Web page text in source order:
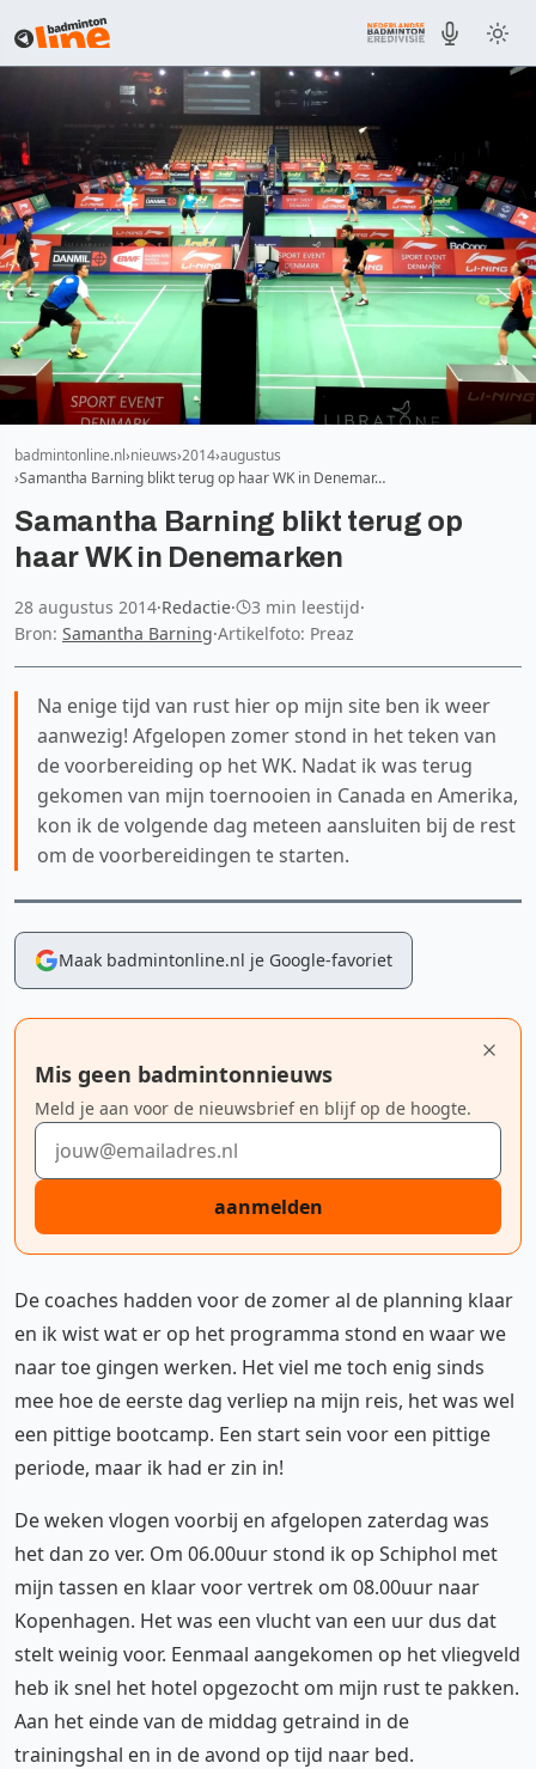
badmintonline.nl nieuws 2014 augustus
Samantha Barning blikt terug op haar WK in Denemar…
Samantha Barning blikt terug op
haar WK in Denemarken
28 augustus 2014·Redactie· 3 min leestijd·
Bron: Samantha Barning·Artikelfoto: Preaz
Na enige tijd van rust hier op mijn site ben ik weer
aanwezig! Afgelopen zomer stond in het teken van
de voorbereiding op het WK. Nadat ik was terug
gekomen van mijn toernooien in Canada en Amerika,
kon ik de volgende dag meteen aansluiten bij de rest
om de voorbereidingen te starten.
Maak badmintonline.nl je Google-favoriet
Mis geen badmintonnieuws
Meld je aan voor de nieuwsbrief en blijf op de hoogte.
E-mailadres
aanmelden
De coaches hadden voor de zomer al de planning klaar
en ik wist wat er op het programma stond en waar we
naar toe gingen werken. Het viel me toch enig sinds
mee hoe de eerste dag verliep na mijn reis, het was wel
een pittige bootcamp. Een start sein voor een pittige
periode, maar ik had er zin in!
De weken vlogen voorbij en afgelopen zaterdag was
het dan zo ver. Om 06.00uur stond ik op Schiphol met
mijn tassen en klaar voor vertrek om 08.00uur naar
Kopenhagen. Het was een vlucht van een uur dus dat
stelt weinig voor. Eenmaal aangekomen op het vliegveld
heb ik snel het hotel opgezocht om mijn rust te pakken.
Aan het einde van de middag getraind in de
trainingshal en in de avond op tijd naar bed.